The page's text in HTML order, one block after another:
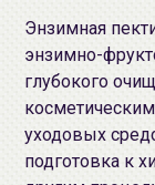
Энзимная
энзимно-
глубокого
уходовых
подготовка к